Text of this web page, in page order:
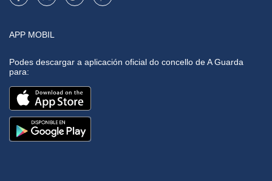
APP MOBIL
Podes descargar a aplicación oficial do concello de A Guarda
para: